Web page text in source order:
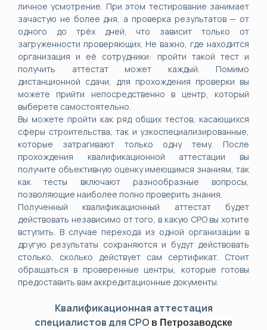
личное усмотрение. При этом тестирование занимает
зачастую не более дня, а проверка результатов — от
одного до трёх дней, что зависит только от
загруженности проверяющих. Не важно, где находится
организация и её сотрудники: пройти такой тест и
получить аттестат может каждый. Помимо
дистанционной сдачи, для прохождения проверки вы
можете прийти непосредственно в центр, который
выберете самостоятельно.
Вы можете пройти как ряд общих тестов, касающихся
сферы строительства, так и узкоспециализированные,
которые затрагивают только одну тему. После
прохождения квалификационной аттестации вы
получите объективную оценку имеющимся знаниям, так
как тесты включают разнообразные вопросы,
позволяющие наиболее полно проверить знания.
Полученный квалификационный аттестат будет
действовать независимо от того, в какую СРО вы хотите
вступить. В случае перехода из одной организации в
другую результаты сохраняются и будут действовать
столько, сколько действует сам сертификат. Стоит
обращаться в проверенные центры, которые готовы
предоставить вам аккредитационные документы.
Квалификационная аттестация
специалистов для СРО в Петрозаводске